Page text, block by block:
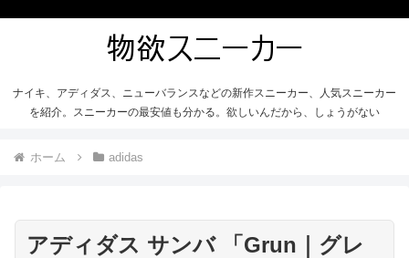
ナイキ、アディダス、ニューバランスなどの新作スニーカー、人気スニーカー
を紹介。スニーカーの最安値も分かる。欲しいんだから、しょうがない
ホーム adidas
アディダス サンバ 「Grun｜グレ